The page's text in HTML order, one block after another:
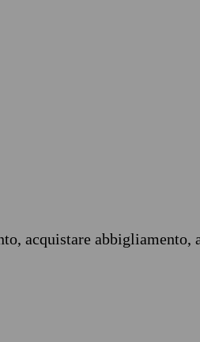
acquistare abbigliamento,